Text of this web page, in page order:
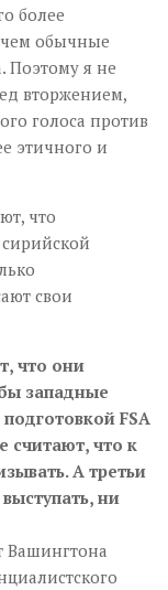
более
чем обычные
Поэтому я не
вторжением,
голоса против
этичного и
что
свои
что они
западные
FSA
считают, что к
А третьи
ни